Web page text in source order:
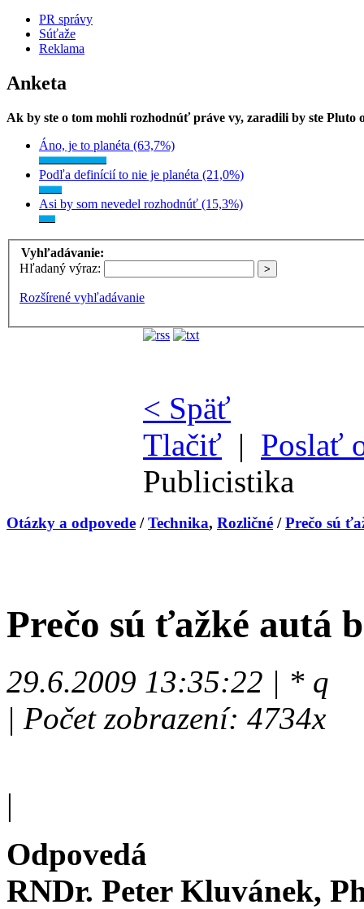
PR správy
Súťaže
Reklama
Anketa
Ak by ste o tom mohli rozhodnúť práve vy, zaradili by ste Pluto
Áno, je to planéta (63,7%)
Podľa definícií to nie je planéta (21,0%)
Asi by som nevedel rozhodnúť (15,3%)
Vyhľadávanie:
Hľadaný výraz:
Rozšírené vyhľadávanie
< Späť
Tlačiť | Poslať
Publicistika
Otázky a odpovede /Technika, Rozličné /Prečo sú
Prečo sú ťažké autá
29.6.2009 13:35:22 | * q
| Počet zobrazení: 4734x
|
Odpovedá
RNDr. Peter Kluvánek,